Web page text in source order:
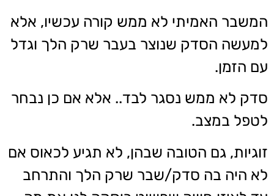
המשבר האמיתי לא ממש קורה עכשיו, אלא
למעשה הסדק שנוצר בעבר שרק הלך וגדל
עם הזמן.
סדק לא ממש נסגר לבד.. אלא אם כן נבחר
לטפל במצב.
זוגיות, גם הטובה שבהן, לא תגיע לכאוס אם
לא היה בה סדק/שבר שרק הלך והתרחב